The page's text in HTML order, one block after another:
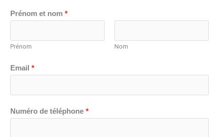
Prénom et nom *
Prénom Nom
Email *
Numéro de téléphone *